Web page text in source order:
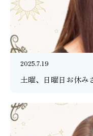
2025.7.19
土曜、日曜日お休み